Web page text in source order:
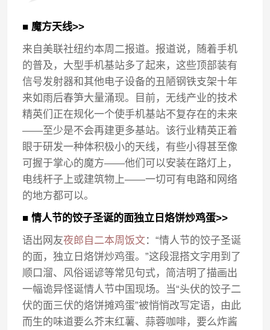
■ 魔方天线>>
来自美联社纽约本周二报道。报道说，随着手机
的普及，大型手机基站多了起来，这些顶部装有
信号发射器和其他电子设备的丑陋钢铁支架十年
来如雨后春笋大量涌现。目前，无线产业的技术
精英们正在规化一个使手机基站不复存在的未来
——至少是不会再建更多基站。该行业精英正着
眼于研发一种体积极小的天线，有些小得甚至像
可握于掌心的魔方——他们可以安装在路灯上，
电线杆子上或建筑物上——一切可有电路和网络
的地方都可以。
■ 情人节的饺子圣诞的面独立日烙饼炒鸡蛋>>
语出网友夜郎自二本周饭文：“情人节的饺子圣诞
的面，独立日烙饼炒鸡蛋。”这段混搭文字用到了
顺口溜、风俗谣谚等常见句式，简洁明了描画出
一幅诡异怪诞情人节中国现场。当“头伏的饺子二
伏的面三伏的烙饼摊鸡蛋”被悄悄改写定语，由此
而生的味道要么芥末红薯、蒜蓉咖啡，要么炸酱